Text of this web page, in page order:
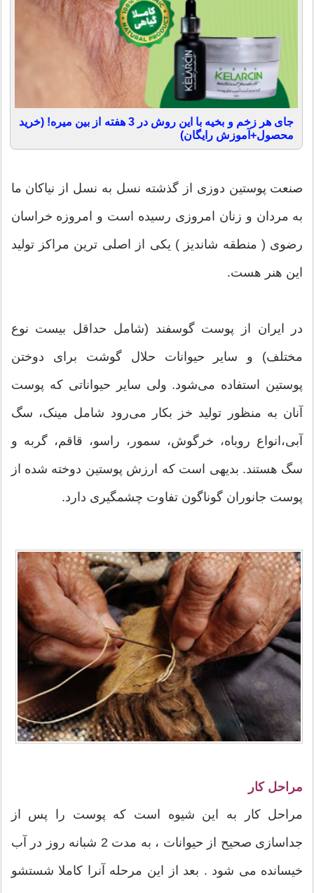
جای هر زخم و بخیه با این روش در 3 هفته از بین میره! (خرید
محصول+آموزش رایگان)
صنعت پوستین دوزی از گذشته نسل به نسل از نیاکان ما
به مردان و زنان امروزی رسیده است و امروزه خراسان
رضوی ( منطقه شاندیز ) یکی از اصلی ترین مراکز تولید
این هنر هست.
در ایران از پوست گوسفند (شامل حداقل بیست نوع
مختلف) و سایر حیوانات حلال گوشت برای دوختن
پوستین استفاده می‌شود. ولی سایر حیواناتی که پوست
آنان به منظور تولید خز بکار می‌رود شامل مینک، سگ
آبی،انواع روباه، خرگوش، سمور، راسو، قاقم، گربه و
سگ هستند. بدیهی است که ارزش پوستین دوخته شده از
پوست جانوران گوناگون تفاوت چشمگیری دارد.
مراحل کار
مراحل کار به این شیوه است که پوست را پس از
جداسازی صحیح از حیوانات ، به مدت 2 شبانه روز در آب
خیسانده می شود . بعد از این مرحله آنرا کاملا شستشو